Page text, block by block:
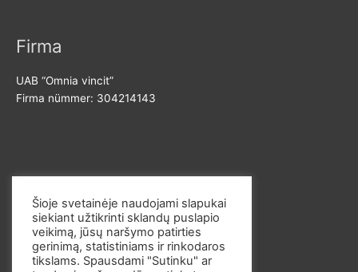
Firma
UAB “Omnia vincit”
Firma nümmer: 304214143
E-post: info@omvi.lt
Telefoninumber: +37062033145
Šioje svetainėje naudojami slapukai
siekiant užtikrinti sklandų puslapio
veikimą, jūsų naršymo patirties
gerinimą, statistiniams ir rinkodaros
tikslams. Spausdami "Sutinku" ar